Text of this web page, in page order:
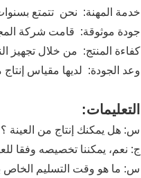
خدمة المهنة: نحن تتمتع
جودة موثوقة: قامت شركة
كفاءة المنتج: من خلال تجهيز
وعد الجودة: لديها مقياس
التعليمات:
س: هل يمكنك إنتاج من العينة ؟
ج: نعم، يمكننا تخصيصه وفقا
س: ما هو وقت التسليم الخاص